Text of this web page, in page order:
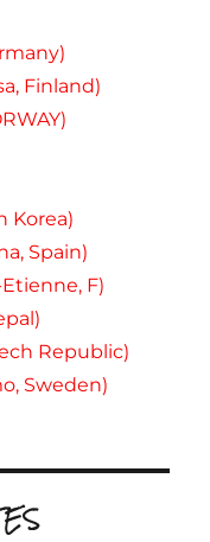
Finland)
Korea)
Spain)
Etienne, F)
Republic)
Sweden)